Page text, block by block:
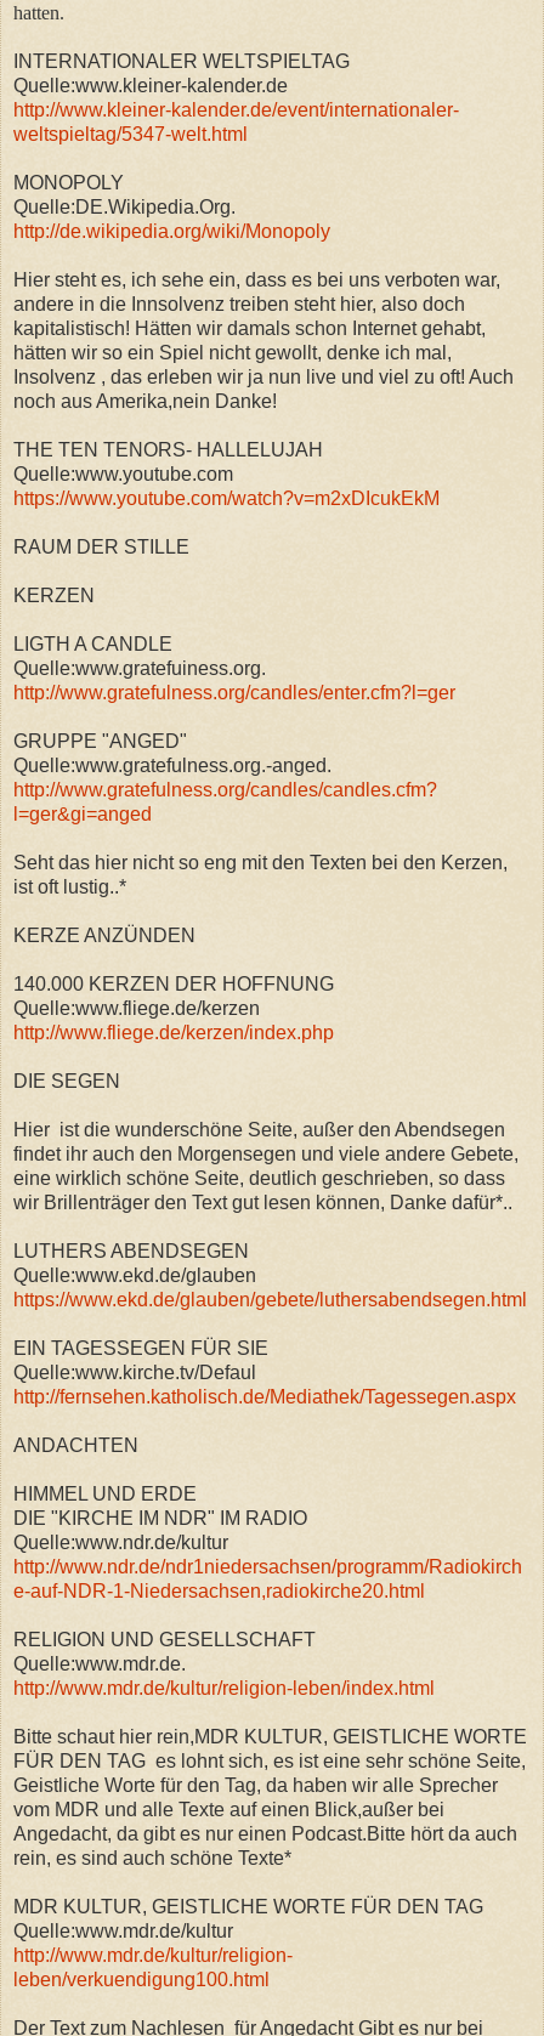
hatten.
INTERNATIONALER WELTSPIELTAG
Quelle:www.kleiner-kalender.de
http://www.kleiner-kalender.de/event/internationaler-
weltspieltag/5347-welt.html
MONOPOLY
Quelle:DE.Wikipedia.Org.
http://de.wikipedia.org/wiki/Monopoly
Hier steht es, ich sehe ein, dass es bei uns verboten war,
andere in die Innsolvenz treiben steht hier, also doch
kapitalistisch! Hätten wir damals schon Internet gehabt,
hätten wir so ein Spiel nicht gewollt, denke ich mal,
Insolvenz , das erleben wir ja nun live und viel zu oft! Auch
noch aus Amerika,nein Danke!
THE TEN TENORS- HALLELUJAH
Quelle:www.youtube.com
https://www.youtube.com/watch?v=m2xDIcukEkM
RAUM DER STILLE
KERZEN
LIGTH A CANDLE
Quelle:www.gratefuiness.org.
http://www.gratefulness.org/candles/enter.cfm?l=ger
GRUPPE "ANGED"
Quelle:www.gratefulness.org.-anged.
http://www.gratefulness.org/candles/candles.cfm?
l=ger&gi=anged
Seht das hier nicht so eng mit den Texten bei den Kerzen,
ist oft lustig..*
KERZE ANZÜNDEN
140.000 KERZEN DER HOFFNUNG
Quelle:www.fliege.de/kerzen
http://www.fliege.de/kerzen/index.php
DIE SEGEN
Hier ist die wunderschöne Seite, außer den Abendsegen
findet ihr auch den Morgensegen und viele andere Gebete,
eine wirklich schöne Seite, deutlich geschrieben, so dass
wir Brillenträger den Text gut lesen können, Danke dafür*..
LUTHERS ABENDSEGEN
Quelle:www.ekd.de/glauben
https://www.ekd.de/glauben/gebete/luthersabendsegen.html
EIN TAGESSEGEN FÜR SIE
Quelle:www.kirche.tv/Defaul
http://fernsehen.katholisch.de/Mediathek/Tagessegen.aspx
ANDACHTEN
HIMMEL UND ERDE
DIE "KIRCHE IM NDR" IM RADIO
Quelle:www.ndr.de/kultur
http://www.ndr.de/ndr1niedersachsen/programm/Radiokirch
e-auf-NDR-1-Niedersachsen,radiokirche20.html
RELIGION UND GESELLSCHAFT
Quelle:www.mdr.de.
http://www.mdr.de/kultur/religion-leben/index.html
Bitte schaut hier rein,MDR KULTUR, GEISTLICHE WORTE
FÜR DEN TAG es lohnt sich, es ist eine sehr schöne Seite,
Geistliche Worte für den Tag, da haben wir alle Sprecher
vom MDR und alle Texte auf einen Blick,außer bei
Angedacht, da gibt es nur einen Podcast.Bitte hört da auch
rein, es sind auch schöne Texte*
MDR KULTUR, GEISTLICHE WORTE FÜR DEN TAG
Quelle:www.mdr.de/kultur
http://www.mdr.de/kultur/religion-
leben/verkuendigung100.html
Der Text zum Nachlesen für Angedacht Gibt es nur bei